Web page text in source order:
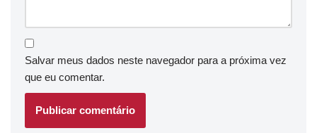
Salvar meus dados neste navegador para a próxima vez
que eu comentar.